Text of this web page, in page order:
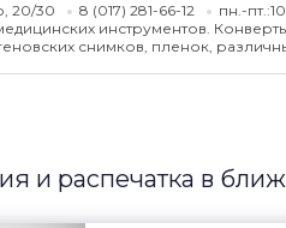
20/30 8 (017) 281-66-12 пн.-
инструментов.
снимков, пленок,
и распечатка в